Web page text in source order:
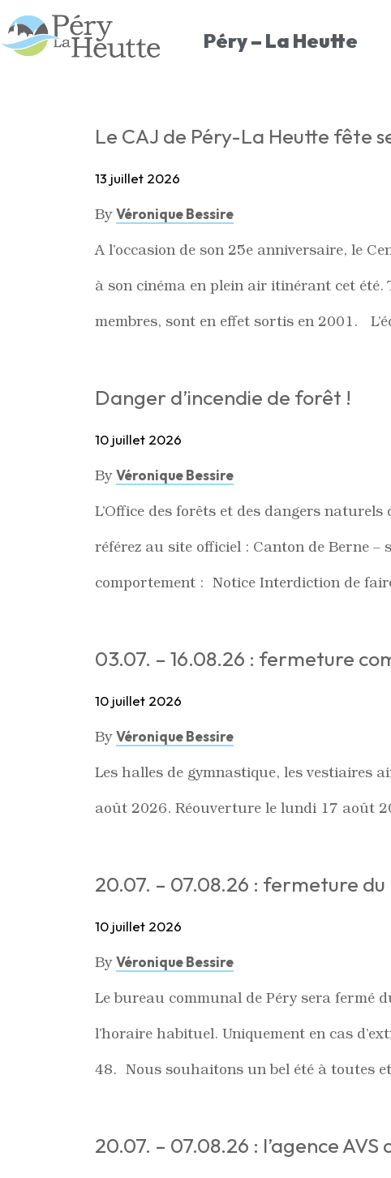
Péry – La Heutte
Le CAJ de Péry-La Heutte fête
13 juillet 2026
ByVéronique Bessire
A l’occasion de son 25e anniversaire, le
à son cinéma en plein air itinérant cet
membres, sont en effet sortis en 2001.
Danger d’incendie de forêt !
10 juillet 2026
ByVéronique Bessire
L’Office des forêts et des dangers
référez au site officiel : Canton de Berne
comportement : Notice Interdiction de
03.07. – 16.08.26 : fermeture
10 juillet 2026
ByVéronique Bessire
Les halles de gymnastique, les vestiaires
août 2026. Réouverture le lundi 17 août
20.07. – 07.08.26 : fermeture
10 juillet 2026
ByVéronique Bessire
Le bureau communal de Péry sera
l’horaire habituel. Uniquement en cas
48. Nous souhaitons un bel été à toutes
20.07. – 07.08.26 : l’agence